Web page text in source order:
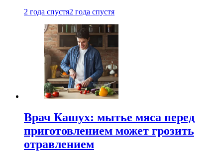
2 года спустя2 года спустя
Врач Кашух: мытье мяса перед
приготовлением может грозить
отравлением